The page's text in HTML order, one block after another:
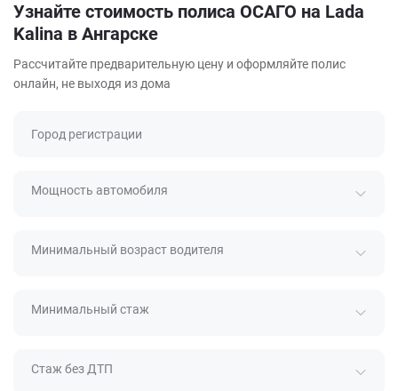
Узнайте стоимость полиса ОСАГО на Lada
Kalina в Ангарске
Рассчитайте предварительную цену и оформляйте полис
онлайн, не выходя из дома
Город регистрации
Мощность автомобиля
Минимальный возраст водителя
Минимальный стаж
Стаж без ДТП